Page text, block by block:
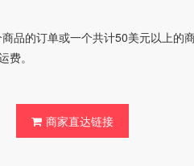
品的订单或一个共计50美元以上的
费。
商家直达链接